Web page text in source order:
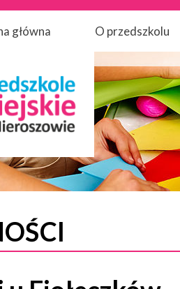
główna O przedszkolu